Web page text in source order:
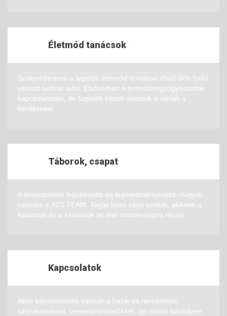
Életmód tanácsok
Szakembereink a legtöbb életmód témában rövid időn belül
választ tudnak adni. Elsősorban a természetgyógyászattal
kapcsolatosan, de tagjaink között orvosok is várják a
kérdéseket.
Táborok, csapat
A terepsportok legaktívabb és legeredményesebb magyar
csapata a X2S TEAM. Tagjai közé várja azokat, akiknek a
kalandok és a kihívások az élet mindennapos részei.
Kapcsolatok
Aktív kapcsolataink vannak a hazai és nemzetközi
szervezetekkel, versenyrendezőkkel, így szinte bármilyen